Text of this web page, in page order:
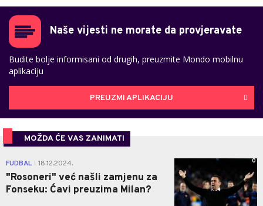
Naše vijesti ne morate da provjeravate
Budite bolje informisani od drugih, preuzmite Mondo mobilnu
aplikaciju
PREUZMI APLIKACIJU
MOŽDA ĆE VAS ZANIMATI
FUDBAL 18.12.2024.
"Rosoneri" već našli zamjenu za
Fonseku: Ćavi preuzima Milan?
0